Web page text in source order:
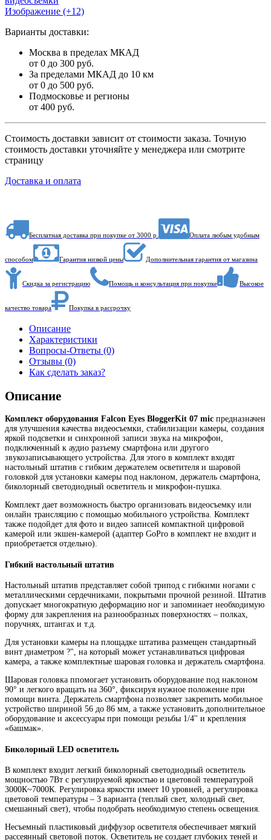
Изображение (+12)
Варианты доставки:
Москва в пределах МКАД
от 0 до 300 руб.
За пределами МКАД до 10 км
от 0 до 500 руб.
Подмосковье и регионы
от 400 руб.
Стоимость доставки зависит от стоимости заказа. Точную
стоимость доставки уточняйте у менеджера или смотрите
страницу
Доставка и оплата
Бесплатная доставка при покупке от 3000 р. Оплата любым удобным
способом Гарантия низкой цены Дополнительная гарантия от магазина
Скидка за регистрацию Помощь и консультация при покупке Высокое
качество товара Покупка в рассрочку
Описание
Характеристики
Вопросы-Ответы (0)
Отзывы (0)
Как сделать заказ?
Описание
Комплект оборудования Falcon Eyes BloggerKit 07 mic предназначен
для улучшения качества видеосъемки, стабилизации камеры, создания
яркой подсветки и синхронной записи звука на микрофон,
подключенный к аудио разъему смартфона или другого
звукозаписывающего устройства. Для этого в комплект входят
настольный штатив с гибким держателем осветителя и шаровой
головкой для установки камеры под наклоном, держатель смартфона,
биколорный светодиодный осветитель и микрофон-пушка.
Комплект дает возможность быстро организовать видеосъемку или
онлайн трансляцию с помощью мобильного устройства. Комплект
также подойдет для фото и видео записей компактной цифровой
камерой или экшен-камерой (адаптер GoPro в комплект не входит и
приобретается отдельно).
Гибкий настольный штатив
Настольный штатив представляет собой трипод с гибкими ногами с
металлическими сердечниками, покрытыми прочной резиной. Штатив
допускает многократную деформацию ног и запоминает необходимую
форму для закрепления на разнообразных поверхностях – полках,
поручнях, штангах и т.д.
Для установки камеры на площадке штатива размещен стандартный
винт диаметром ?", на который может устанавливаться цифровая
камера, а также комплектные шаровая головка и держатель смартфона.
Шаровая головка ппомогает установить оборудование под наклоном
90° и легкого вращать на 360°, фиксируя нужное положение при
помощи винта. Держатель смартфона позволяет закрепить мобильное
устройство шириной 56 до 86 мм, а также установить дополнительное
оборудование и аксессуары при помощи резьбы 1/4'' и крепления
«башмак».
Биколорный LED осветитель
В комплект входит легкий биколорный светодиодный осветитель
мощностью 7Вт с регулируемой яркостью и цветовой температурой
3000К~7000К. Регулировка яркости имеет 10 уровней, а регулировка
цветовой температуры – 3 варианта (теплый свет, холодный свет,
смешанный свет), чтобы подобрать необходимую степень освещения.
Несъемный пластиковый диффузор осветителя обеспечивает мягкий
рассеянный световой поток. Осветитель не создает глубоких теней и